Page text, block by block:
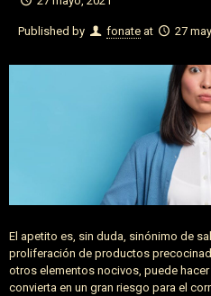
Published by fonate at 27
El apetito es, sin duda, sinónimo de
proliferación de productos
otros elementos nocivos, puede
convierta en un gran riesgo para el